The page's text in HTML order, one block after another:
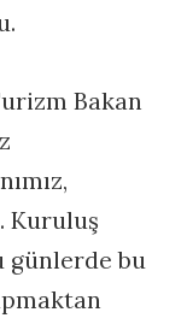
Bakan
Kuruluş
günlerde bu